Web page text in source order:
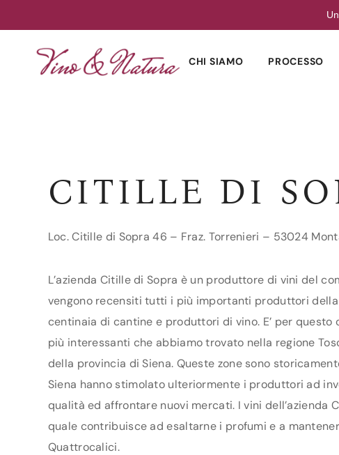
CHI SIAMO PROCESSO
CITILLE DI
Loc. Citille di Sopra 46 – Fraz. Torrenieri – 53024
L’azienda Citille di Sopra è un produttore di vini del
vengono recensiti tutti i più importanti produttori della
centinaia di cantine e produttori di vino. E’ per
più interessanti che abbiamo trovato nella regione
della provincia di Siena. Queste zone sono
Siena hanno stimolato ulteriormente i produttori ad
qualità ed affrontare nuovi mercati. I vini
quale contribuisce ad esaltarne i profumi e a
Quattrocalici.